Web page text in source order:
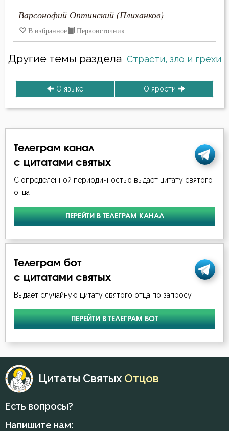
Плоть
Подготовка к смерти
Покаяние
Поклон
Послушание
Почитание Бога
Праведность
Варсонофий Оптинский (Плиханков)
В избранное Первоисточник
Другие темы раздела Страсти, зло и грехи
О языке О ярости
Телеграм канал
с цитатами святых
С определенной периодичностью выдает цитату святого
отца
ПЕРЕЙТИ В ТЕЛЕГРАМ КАНАЛ
Телеграм бот
с цитатами святых
Выдает случайную цитату святого отца по запросу
ПЕРЕЙТИ В ТЕЛЕГРАМ БОТ
Цитаты Святых Отцов
Есть вопросы?
Напишите нам: